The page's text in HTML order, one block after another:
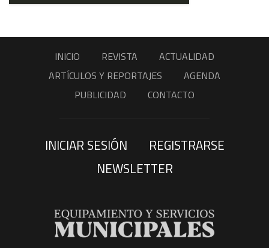
INICIO REVISTA
ACTUALIDAD
ARTÍCULOS Y REPORTAJES
AGENDA
PUBLICIDAD
CONTACTO
INICIAR SESIÓN
REGISTRARSE
NEWSLETTER